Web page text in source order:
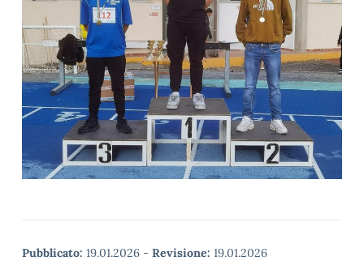
Pubblicato: 19.01.2026 - Revisione: 19.01.2026